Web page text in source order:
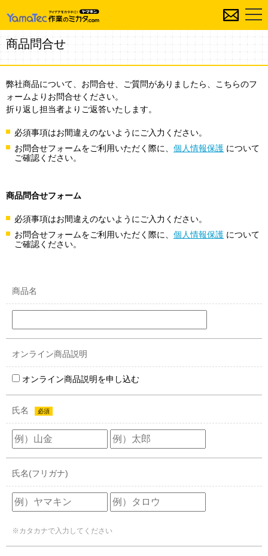
商品問合せ
弊社商品について、お問合せ、ご質問がありましたら、こちらのフ
ォームよりお問合せください。
折り返し担当者よりご返答いたします。
必須事項はお間違えのないようにご入力ください。
お問合せフォームをご利用いただく際に、 個人情報保護 について
ご確認ください。
商品問合せフォーム
必須事項はお間違えのないようにご入力ください。
お問合せフォームをご利用いただく際に、 個人情報保護 について
ご確認ください。
商品名
オンライン商品説明
オンライン商品説明を申し込む
氏名 必須
氏名(フリガナ)
※カタカナで入力してください